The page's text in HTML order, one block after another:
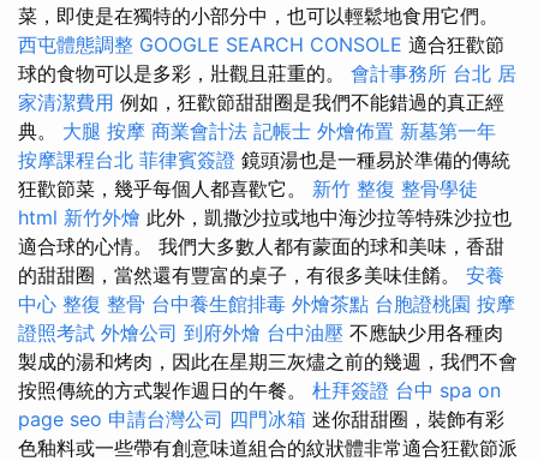
菜，即使是在獨特的小部分中，也可以輕鬆地食用它們。
西屯體態調整 GOOGLE SEARCH CONSOLE 適合狂歡節
球的食物可以是多彩，壯觀且莊重的。 會計事務所 台北 居
家清潔費用 例如，狂歡節甜甜圈是我們不能錯過的真正經
典。 大腿 按摩 商業會計法 記帳士 外燴佈置 新墓第一年
按摩課程台北 菲律賓簽證 鏡頭湯也是一種易於準備的傳統
狂歡節菜，幾乎每個人都喜歡它。 新竹 整復 整骨學徒
html 新竹外燴 此外，凱撒沙拉或地中海沙拉等特殊沙拉也
適合球的心情。 我們大多數人都有蒙面的球和美味，香甜
的甜甜圈，當然還有豐富的桌子，有很多美味佳餚。 安養
中心 整復 整骨 台中養生館排毒 外燴茶點 台胞證桃園 按摩
證照考試 外燴公司 到府外燴 台中油壓 不應缺少用各種肉
製成的湯和烤肉，因此在星期三灰燼之前的幾週，我們不會
按照傳統的方式製作週日的午餐。 杜拜簽證 台中 spa on
page seo 申請台灣公司 四門冰箱 迷你甜甜圈，裝飾有彩
色釉料或一些帶有創意味道組合的紋狀體非常適合狂歡節派